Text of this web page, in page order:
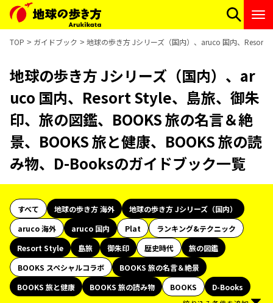
TOP ガイドブック 地球の歩き方 Jシリーズ（国内）、aruco 国内、Resort
地球の歩き方 Jシリーズ（国内）、ar
uco 国内、Resort Style、島旅、御朱
印、旅の図鑑、BOOKS 旅の名言＆絶
景、BOOKS 旅と健康、BOOKS 旅の読
み物、D-Booksのガイドブック一覧
すべて 地球の歩き方 海外
地球の歩き方 Jシリーズ（国内）
aruco 海外
aruco 国内 Plat
ランキング&テクニック
Resort Style
島旅 御朱印 歴史時代
旅の図鑑
BOOKS スペシャルコラボ
BOOKS 旅の名言＆絶景
BOOKS 旅と健康
BOOKS 旅の読み物 BOOKS
D-Books